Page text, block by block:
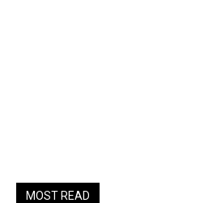
MOST READ